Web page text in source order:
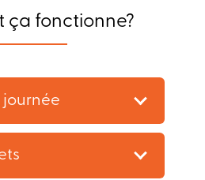
ça fonctionne?
journée